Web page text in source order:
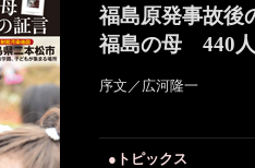
福島原発事故後
福島の母 440
序文／広河隆一
●トピックス